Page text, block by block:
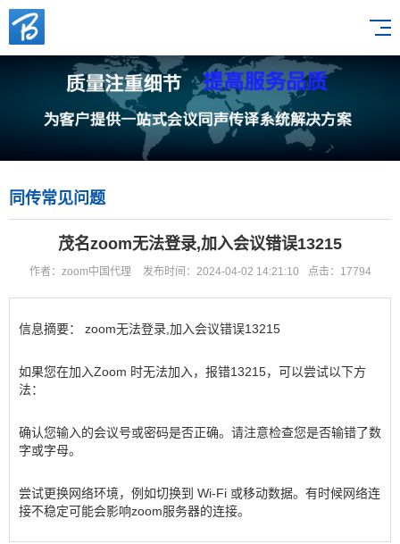
同传常见问题
茂名zoom无法登录,加入会议错误13215
作者：zoom中国代理 发布时间：2024-04-02 14:21:10 点击：17794
信息摘要： zoom无法登录,加入会议错误13215
如果您在加入Zoom 时无法加入，报错13215，可以尝试以下方
法：
确认您输入的会议号或密码是否正确。请注意检查您是否输错了数
字或字母。
尝试更换网络环境，例如切换到 Wi-Fi 或移动数据。有时候网络连
接不稳定可能会影响zoom服务器的连接。